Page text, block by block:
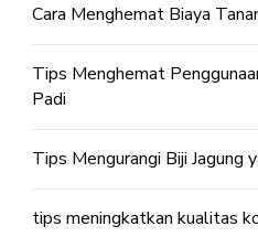
Cara Menghemat Biaya
Tips Menghemat
Padi
Tips Mengurangi Biji Jagung
tips meningkatkan kualitas